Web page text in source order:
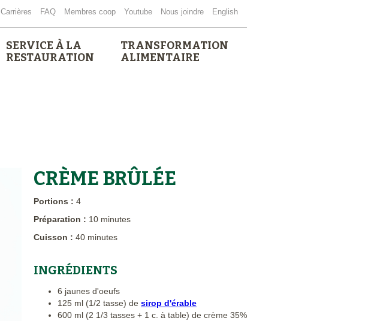
Carrières FAQ Membres coop Youtube Nous joindre English
SERVICE À LA
RESTAURATION
TRANSFORMATION
ALIMENTAIRE
CRÈME BRÛLÉE
Portions : 4
Préparation : 10 minutes
Cuisson : 40 minutes
INGRÉDIENTS
6 jaunes d'oeufs
125 ml (1/2 tasse) de sirop d'érable
600 ml (2 1/3 tasses + 1 c. à table) de crème 35%